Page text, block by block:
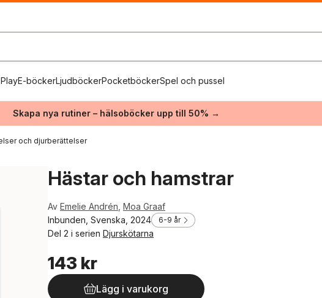
E-böckerLjudböckerPocketböckerSpel och pussel
Skapa nya rutiner – hälsoböcker upp till 50% →
och djurberättelser
Hästar och hamstrar
Av Emelie Andrén Moa Graaf
Inbunden, Svenska, 2024
6-9 år
Del 2 i serien Djurskötarna
143 kr
Lägg i varukorg